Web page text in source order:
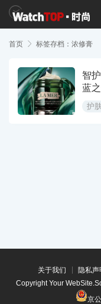
首页  标签存档：浓修膏
智
蓝
护
关于我们 隐私声
Copyright Your
京